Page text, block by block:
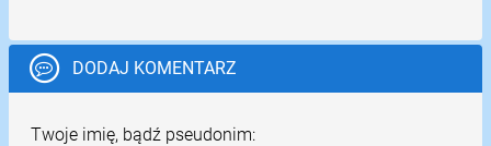
DODAJ KOMENTARZ
Twoje imię, bądź pseudonim: